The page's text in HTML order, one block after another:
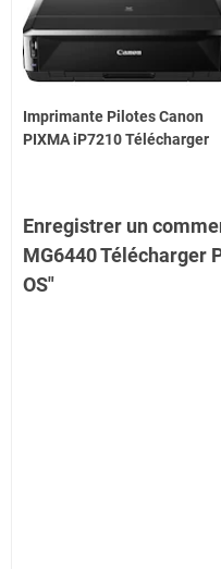
Imprimante Pilotes Canon
PIXMA iP7210 Télécharger
Enregistrer un
MG6440 Télécharger
OS"